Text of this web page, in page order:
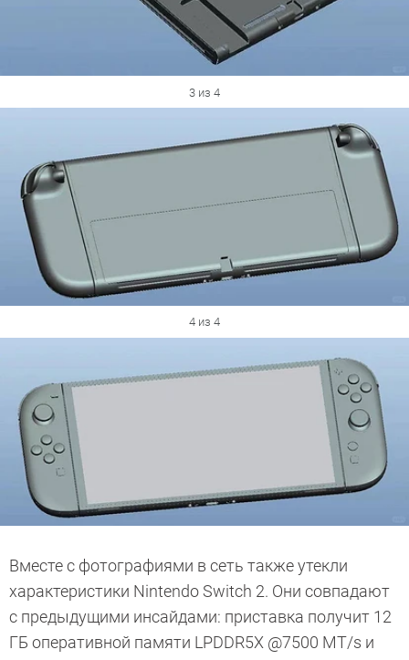
3 из 4
4 из 4
Вместе с фотографиями в сеть также утекли
характеристики Nintendo Switch 2. Они совпадают
с предыдущими инсайдами: приставка получит 12
ГБ оперативной памяти LPDDR5X @7500 MT/s и